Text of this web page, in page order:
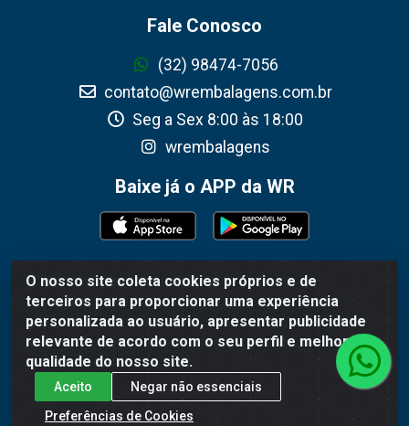
O nosso site coleta cookies próprios e de
terceiros para proporcionar uma experiência
personalizada ao usuário, apresentar publicidade
relevante de acordo com o seu perfil e melhorar a
qualidade do nosso site.
Aceito
Negar não essenciais
Preferências de Cookies
Fale Conosco
(32) 98474-7056
contato@wrembalagens.com.br
Seg a Sex 8:00 às 18:00
wrembalagens
Baixe já o APP da WR
WR Embalagens - R. Cel. Teodoro Gomes de Araújo,
1360 - Grogotó - Barbacena / MG - CEP 36202-628 -
CNPJ 02.692.206/0001-55